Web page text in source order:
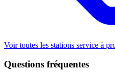
Voir toutes les stations service à
Questions fréquentes